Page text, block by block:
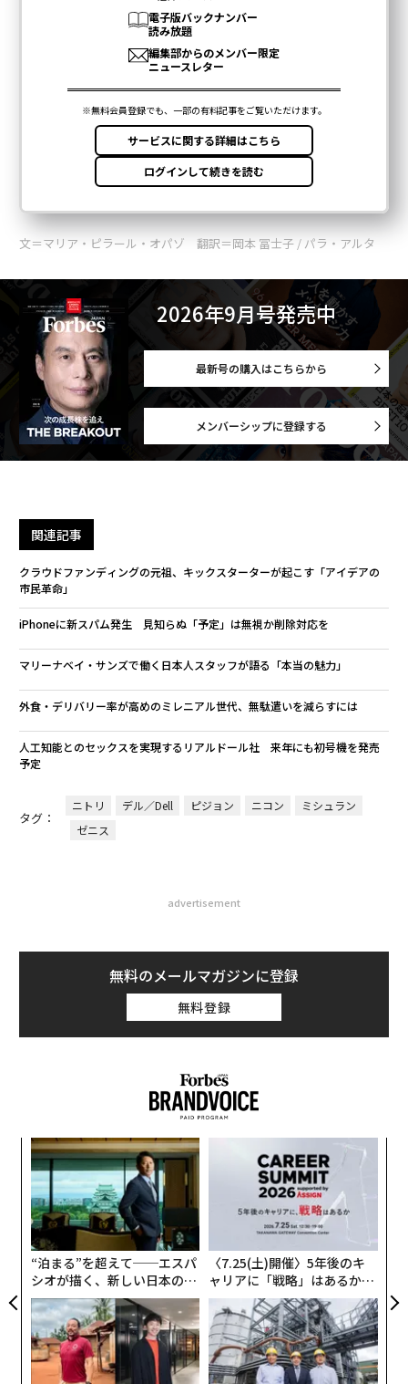
文＝マリア・ピラール・オパゾ 翻訳＝岡本 冨士子 / パラ・アルタ
2026年9月号発売中
最新号の購入はこちらから
メンバーシップに登録する
関連記事
クラウドファンディングの元祖、キックスターターが起こす「アイデアの
市民革命」
iPhoneに新スパム発生 見知らぬ「予定」は無視か削除対応を
マリーナベイ・サンズで働く日本人スタッフが語る「本当の魅力」
外食・デリバリー率が高めのミレニアル世代、無駄遣いを減らすには
人工知能とのセックスを実現するリアルドール社 来年にも初号機を発売
予定
タグ：
ニトリ デル／Dell ピジョン ニコン
ミシュラン
ゼニス
advertisement
無料のメールマガジンに登録
無料登録
“泊まる”を超えて──エスパ
シオが描く、新しい日本のラ
グジュアリー（前編）
〈7.25(土)開催〉5年後のキ
ャリアに「戦略」はあるか。
トップエグゼクティブのキャ
リアに触れる1日│CAREER S
UMMIT 2026